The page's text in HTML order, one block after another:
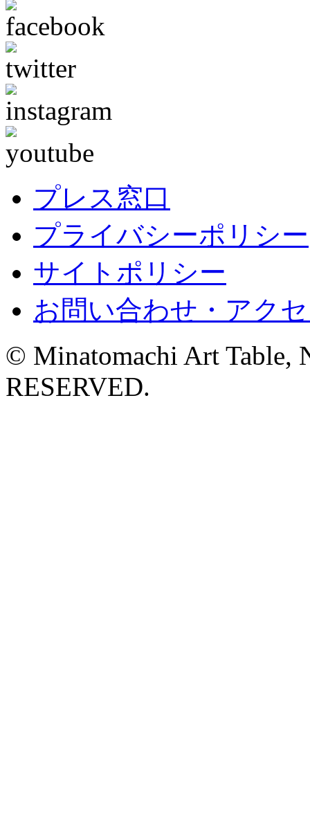
プレス窓口
プライバシーポリシー
サイトポリシー
お問い合わせ・アク
© Minatomachi Art Table,
RESERVED.